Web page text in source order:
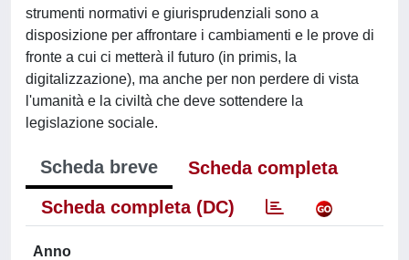
strumenti normativi e giurisprudenziali sono a
disposizione per affrontare i cambiamenti e le prove di
fronte a cui ci metterà il futuro (in primis, la
digitalizzazione), ma anche per non perdere di vista
l'umanità e la civiltà che deve sottendere la
legislazione sociale.
Scheda breve
Scheda completa
Scheda completa (DC)
Anno